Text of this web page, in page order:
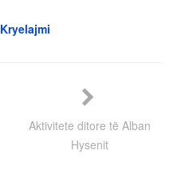
Kryelajmi
Aktivitete ditore të Alban
Hysenit